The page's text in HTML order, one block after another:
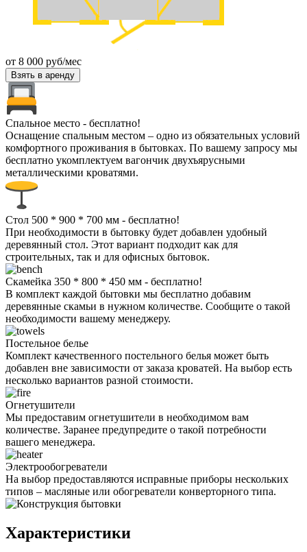
от 8 000 руб/мес
Взять в аренду
Спальное место - бесплатно!
Оснащение спальным местом – одно из обязательных условий
комфортного проживания в бытовках. По вашему запросу мы
бесплатно укомплектуем вагончик двухъярусными
металлическими кроватями.
Стол 500 * 900 * 700 мм - бесплатно!
При необходимости в бытовку будет добавлен удобный
деревянный стол. Этот вариант подходит как для
строительных, так и для офисных бытовок.
Скамейка 350 * 800 * 450 мм - бесплатно!
В комплект каждой бытовки мы бесплатно добавим
деревянные скамьи в нужном количестве. Сообщите о такой
необходимости вашему менеджеру.
Постельное белье
Комплект качественного постельного белья может быть
добавлен вне зависимости от заказа кроватей. На выбор есть
несколько вариантов разной стоимости.
Огнетушители
Мы предоставим огнетушители в необходимом вам
количестве. Заранее предупредите о такой потребности
вашего менеджера.
Электрообогреватели
На выбор предоставляются исправные приборы нескольких
типов – масляные или обогреватели конверторного типа.
Характеристики